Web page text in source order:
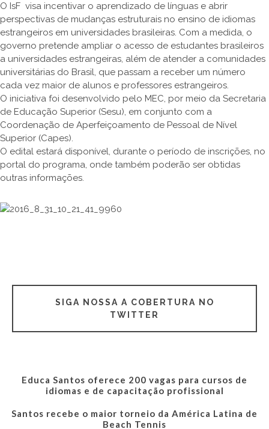
O IsF visa incentivar o aprendizado de línguas e abrir
perspectivas de mudanças estruturais no ensino de idiomas
estrangeiros em universidades brasileiras. Com a medida, o
governo pretende ampliar o acesso de estudantes brasileiros
a universidades estrangeiras, além de atender a comunidades
universitárias do Brasil, que passam a receber um número
cada vez maior de alunos e professores estrangeiros.
O iniciativa foi desenvolvido pelo MEC, por meio da Secretaria
de Educação Superior (Sesu), em conjunto com a
Coordenação de Aperfeiçoamento de Pessoal de Nível
Superior (Capes).
O edital estará disponível, durante o período de inscrições, no
portal do programa, onde também poderão ser obtidas
outras informações.
SIGA NOSSA A COBERTURA NO
TWITTER
Educa Santos oferece 200 vagas para cursos de
idiomas e de capacitação profissional
Santos recebe o maior torneio da América Latina de
Beach Tennis